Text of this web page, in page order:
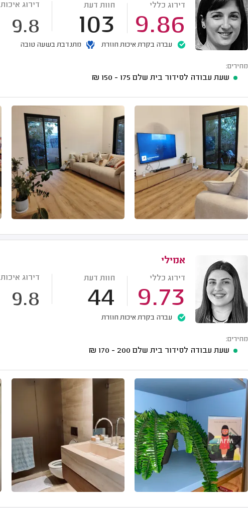
דירוג כללי
9.86
חוות דעת
103
דירוג איכות
9.8
עברה בקרת איכות חוזרת מתנדבת בשעה טובה
מחירים:
שעת עבודה לסידור בית שלם 175 - 150
₪
אמילי
דירוג כללי
9.73
חוות דעת
44
דירוג איכות
9.8
עברה בקרת איכות חוזרת
מחירים:
שעת עבודה לסידור בית שלם 200 - 170
₪